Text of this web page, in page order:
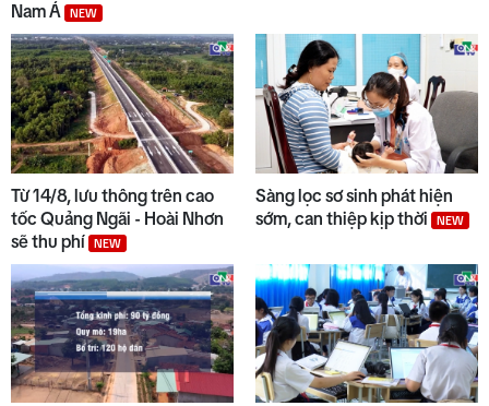
8
Bộ Y tế chấn chỉnh thu thêm
tiền khám BHYT
9
Đẩy nhanh tiến độ các dự án
trọng điểm
10
Chuyển động duyên hải tối 05/8
Nam Á
NEW
Từ 14/8, lưu thông trên cao
tốc Quảng Ngãi - Hoài Nhơn
sẽ thu phí
NEW
Sàng lọc sơ sinh phát hiện
sớm, can thiệp kịp thời
NEW